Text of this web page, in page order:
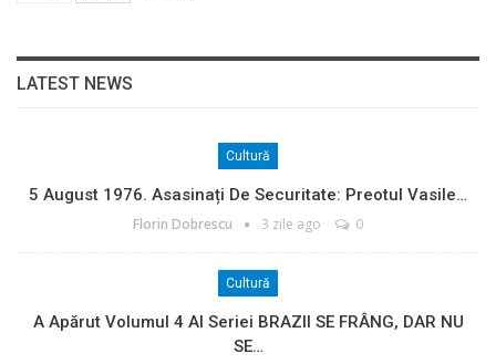
LATEST NEWS
Cultură
5 August 1976. Asasinați De Securitate: Preotul Vasile…
Florin Dobrescu 3 zile ago 0
Cultură
A Apărut Volumul 4 Al Seriei BRAZII SE FRÂNG, DAR NU
SE…